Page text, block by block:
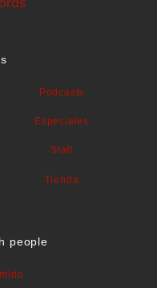
Podcasts
Especiales
Staff
Tienda
people